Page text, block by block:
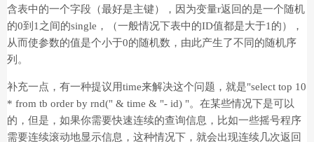
含表中的一个字段（最好是主键），因为变量r返回的是一个随机
的0到1之间的single，（一般情况下表中的ID值都是大于1的），
从而使参数的值是个小于0的随机数，由此产生了不同的随机序
列。
补充一点，有一种提议用time来解决这个问题，就是"select top 10
* from tb order by rnd(" & time & "- id) "。在某些情况下是可以
的，但是，如果你需要快速连续的查询信息，比如一些摇号程序
需要连续滚动地显示信息，这种情况下，就会出现连续几次返回